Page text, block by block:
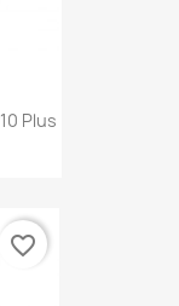
Plus
favorite_border